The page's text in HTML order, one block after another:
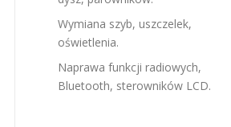
Wymiana szyb, uszczelek,
oświetlenia.
Naprawa funkcji radiowych,
Bluetooth, sterowników LCD.